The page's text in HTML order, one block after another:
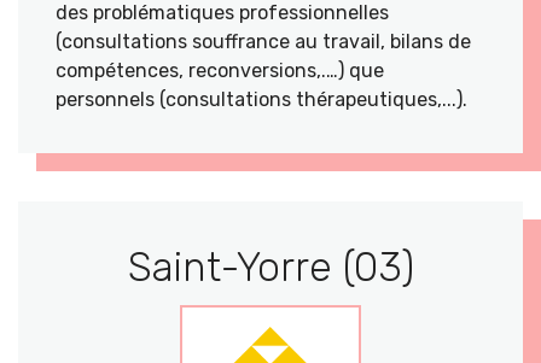
des problématiques professionnelles
(consultations souffrance au travail, bilans de
compétences, reconversions,.…) que
personnels (consultations thérapeutiques,...).
Saint-Yorre (03)